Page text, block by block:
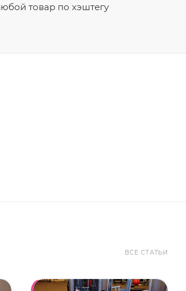
товар по хэштегу
ВСЕ СТАТЬИ